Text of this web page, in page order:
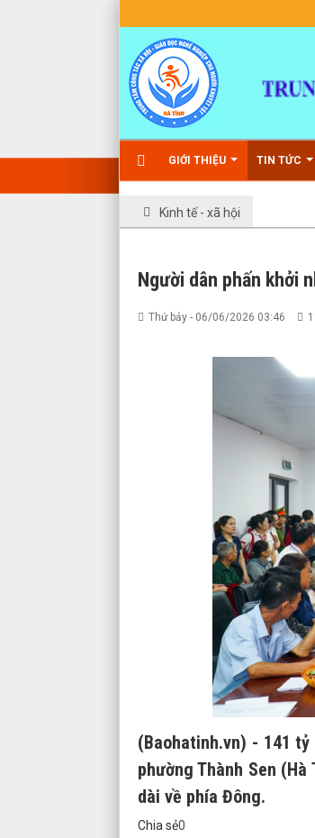
GIỚI THIỆU TIN TỨC
Kinh tế - xã hội
Người dân phấn khởi
Thứ bảy - 06/06/2026 03:46
(Baohatinh.vn) - 141 tỷ
phường Thành Sen
dài về phía Đông.
Chia sẻ0